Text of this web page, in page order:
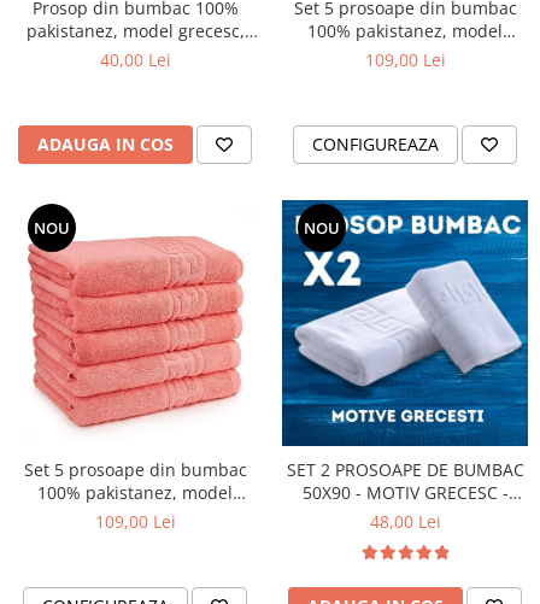
Prosop din bumbac 100%
pakistanez, model grecesc,
Verde deschis , 70x130 cm
40,00 Lei
ADAUGA IN COS
Set 5 prosoape din bumbac
100% pakistanez, model
grecesc, Alb , 50x90 cm sau
109,00 Lei
CONFIGUREAZA
NOU
Set 5 prosoape din bumbac
100% pakistanez, model
grecesc, Corai , 50x90 cm sau
109,00 Lei
NOU
SET 2 PROSOAPE DE BUMBAC
50X90 - MOTIV GRECESC -
GROSIME 450GR. - ALBE
48,00 Lei